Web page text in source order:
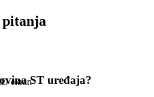
ekran
pitanja
ST uređaja?